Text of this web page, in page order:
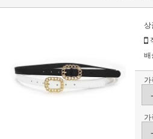
상
배